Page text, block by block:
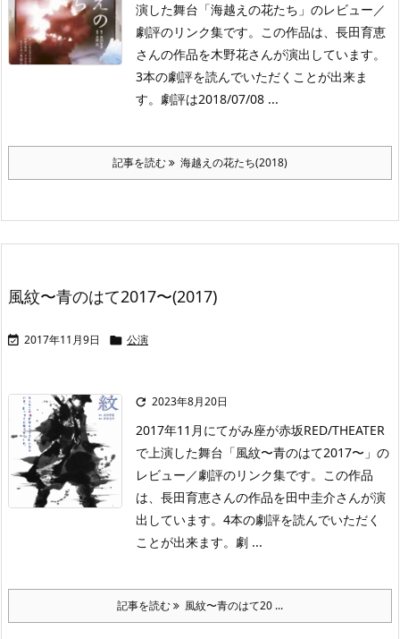
演した舞台「海越えの花たち」のレビュー／
劇評のリンク集です。この作品は、長田育恵
さんの作品を木野花さんが演出しています。
3本の劇評を読んでいただくことが出来ま
す。劇評は2018/07/08 ...
記事を読む 海越えの花たち(2018)
風紋〜青のはて2017〜(2017)
 2017年11月9日  公演
 2023年8月20日
2017年11月にてがみ座が赤坂RED/THEATER
で上演した舞台「風紋〜青のはて2017〜」の
レビュー／劇評のリンク集です。この作品
は、長田育恵さんの作品を田中圭介さんが演
出しています。4本の劇評を読んでいただく
ことが出来ます。劇 ...
記事を読む 風紋〜青のはて20 ...